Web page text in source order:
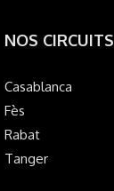
NOS CIRCUITS
Casablanca
Fès
Rabat
Tanger